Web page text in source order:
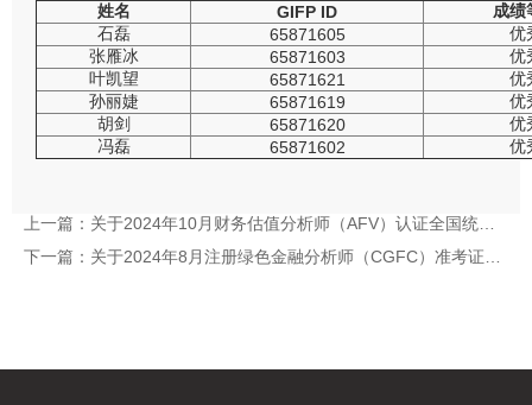
姓名 GIFP ID
成绩
石磊
65871605
优
张雁冰
65871603
优
叶凯望
65871621
优
孙丽婕
65871619
优
胡剑
65871620
优
冯磊
65871602 优
上一篇： 关于2024年10月财务估值分析师（AFV）认证全国统一考试报名的通知
下一篇： 关于2024年8月注册绿色金融分析师（CGFC）准考证查询的通知